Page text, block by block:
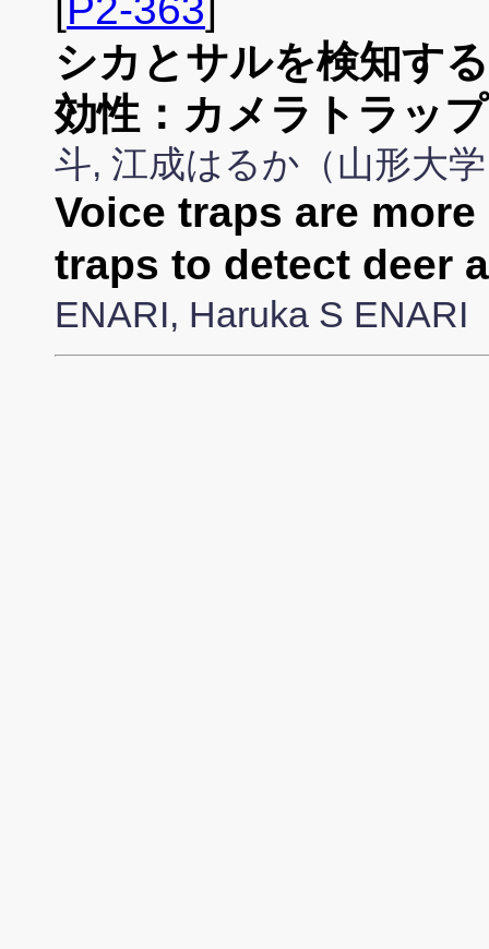
P2-363
シカとサルを検知す
効性：カメラトラッ
斗, 江成はるか（山形大
Voice traps are
traps to detect deer
ENARI, Haruka S ENARI